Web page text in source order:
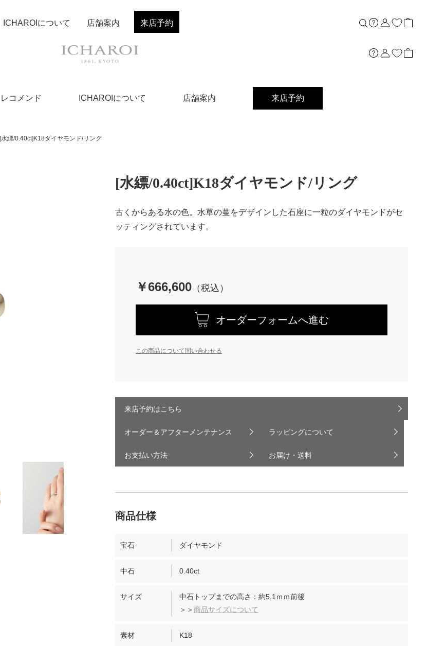
レコメンド ICHAROIについて 店舗案内 来店予約
ICHAROIについて 店舗案内 来店予約
[水縹/0.40ct]K18ダイヤモンド/リング
[水縹/0.40ct]K18ダイヤモンド/リング
古くからある水の色。水草の蔓をデザインした石座に一粒のダイヤモンドがセ
ッティングされています。
￥666,600
オーダーフォームへ進む
この商品について問い合わせる
来店予約はこちら
オーダー＆アフターメンテナンス ラッピングについて
お支払い方法 お届け・送料
宝石 ダイヤモンド
中石 0.40ct
サイズ
中石トップまでの高さ：約5.1ｍｍ前後
＞＞商品サイズについて
素材 K18